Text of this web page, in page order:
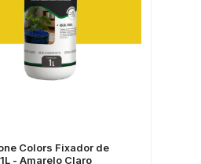
Colors Fixador de
- Amarelo Claro